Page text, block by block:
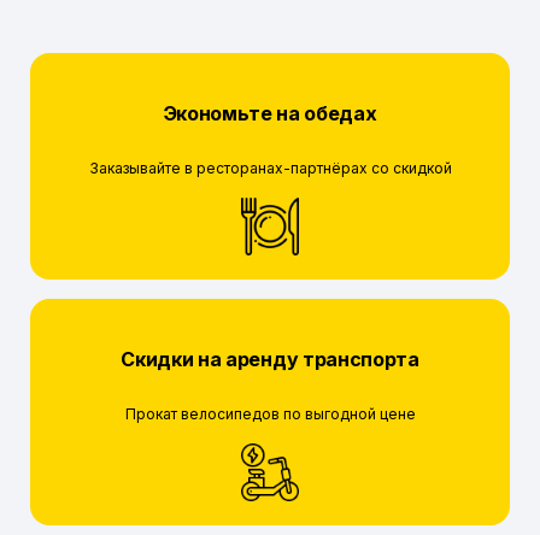
Экономьте на обедах
Заказывайте в ресторанах-партнёрах со скидкой
Скидки на аренду транспорта
Прокат велосипедов по выгодной цене